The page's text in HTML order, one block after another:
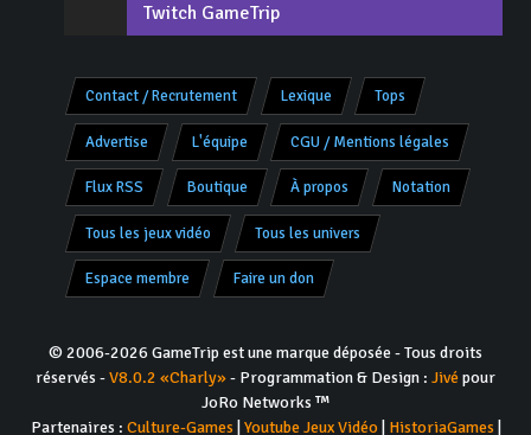
Twitch GameTrip
Contact / Recrutement Lexique Tops
Advertise L'équipe CGU / Mentions légales
Flux RSS Boutique À propos Notation
Tous les jeux vidéo Tous les univers
Espace membre Faire un don
© 2006-2026 GameTrip est une marque déposée - Tous droits
réservés -V8.0.2 «Charly»- Programmation & Design : Jivépour
JoRo Networks ™
Partenaires : Culture-Games Youtube Jeux Vidéo| HistoriaGames